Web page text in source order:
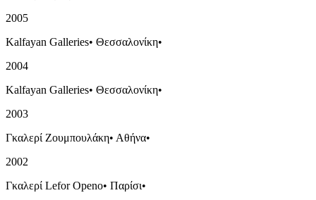
2005
Kalfayan Galleries• Θεσσαλονίκη•
2004
Kalfayan Galleries• Θεσσαλονίκη•
2003
Γκαλερί Ζουμπουλάκη• Αθήνα•
2002
Γκαλερί Lefor Openo• Παρίσι•